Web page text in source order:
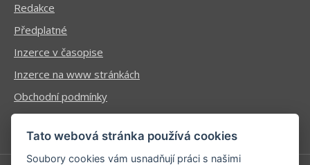
Redakce
Předplatné
Inzerce v časopise
Inzerce na www stránkách
Obchodní podmínky
Ochrana osobních údajů
Tato webová stránka používá cookies
Soubory cookies vám usnadňují práci s našimi